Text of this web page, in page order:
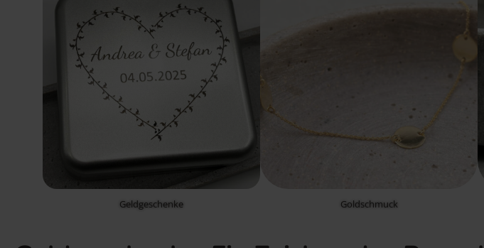
Geldgeschenke Goldschmuck